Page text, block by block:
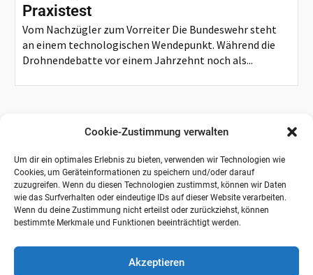
Cookie-Zustimmung verwalten
Um dir ein optimales Erlebnis zu bieten, verwenden wir Technologien wie
Cookies, um Geräteinformationen zu speichern und/oder darauf
zuzugreifen. Wenn du diesen Technologien zustimmst, können wir Daten
wie das Surfverhalten oder eindeutige IDs auf dieser Website verarbeiten.
Wenn du deine Zustimmung nicht erteilst oder zurückziehst, können
bestimmte Merkmale und Funktionen beeinträchtigt werden.
Akzeptieren
Praxistest
Vom Nachzügler zum Vorreiter Die Bundeswehr steht
an einem technologischen Wendepunkt. Während die
Drohnendebatte vor einem Jahrzehnt noch als...